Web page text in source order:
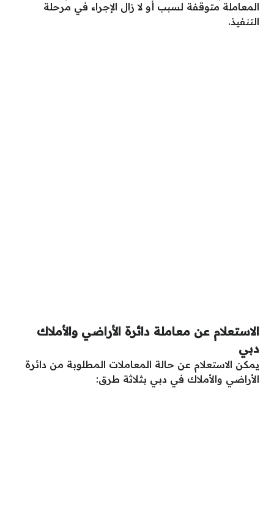
المعاملة متوقفة لسبب أو لا زال الإجراء في مرحلة
التنفيذ.
الاستعلام عن معاملة دائرة الأراضي والأملاك
دبي
يمكن الاستعلام عن حالة المعاملات المطلوبة من دائرة
الأراضي والأملاك في دبي بثلاثة طرق: